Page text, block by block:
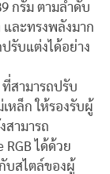
กรัม ตามลำดับ
และทรงพลังมาก
รับแต่งได้อย่าง
สามารถปรับ
หล็ก ให้รองรับผู้
สามารถ
RGB ได้ด้วย
กับสไตล์ของผู้